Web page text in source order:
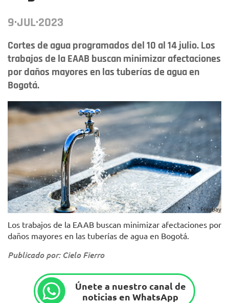
9·JUL·2023
Cortes de agua programados del 10 al 14 julio. Los
trabajos de la EAAB buscan minimizar afectaciones
por daños mayores en las tuberías de agua en
Bogotá.
Pixabay
Los trabajos de la EAAB buscan minimizar afectaciones por
daños mayores en las tuberías de agua en Bogotá.
Publicado por: Cielo Fierro
Únete a nuestro canal de
noticias en WhatsApp